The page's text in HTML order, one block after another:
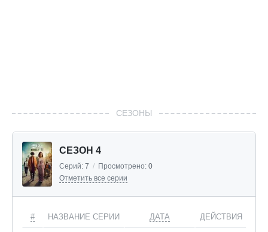
СЕЗОНЫ
СЕЗОН 4
Серий: 7 / Просмотрено: 0
Отметить все серии
# НАЗВАНИЕ СЕРИИ ДАТА ДЕЙСТВИЯ